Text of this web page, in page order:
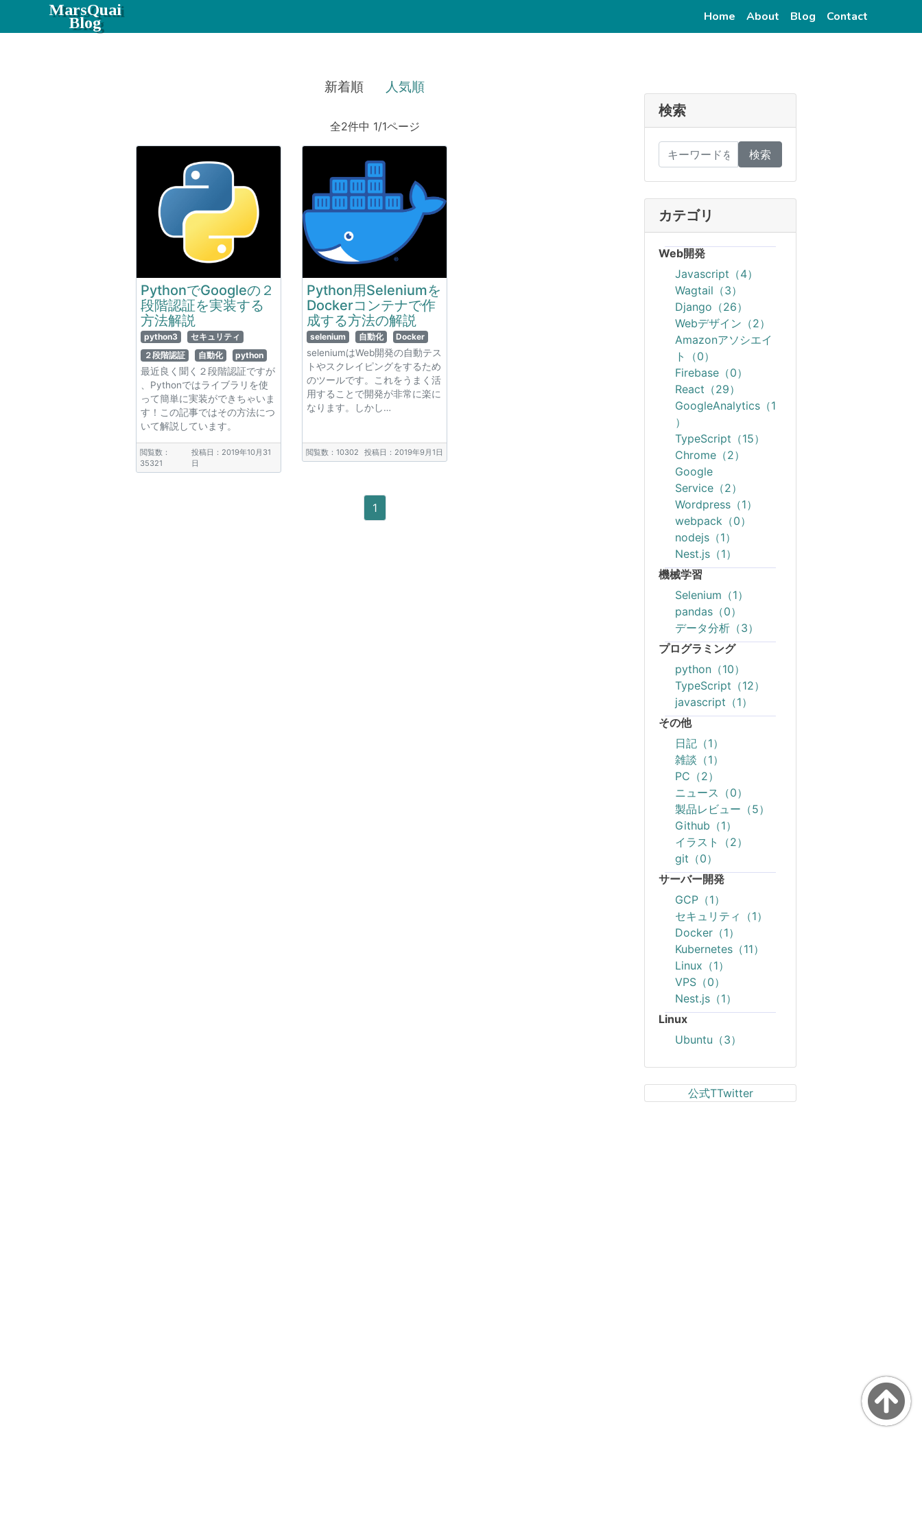
MarsQuai
Blog Home (current)
About (current)
Blog (current)
Contact
新着順 人気順
全2件中 1/1ページ
PythonでGoogleの２
段階認証を実装する
方法解説
python3
セキュリティ
２段階認証
自動化 python
最近良く聞く２段階認証ですが
、Pythonではライブラリを使
って簡単に実装ができちゃいま
す！この記事ではその方法につ
いて解説しています。
閲覧数：
35321
投稿日：2019年10月31
日
Python用Seleniumを
Dockerコンテナで作
成する方法の解説
selenium 自動化 Docker
seleniumはWeb開発の自動テス
トやスクレイピングをするため
のツールです。これをうまく活
用することで開発が非常に楽に
なります。しかし…
閲覧数：10302 投稿日：2019年9月1日
1
検索
検索
カテゴリ
Web開発
Javascript（4）
Wagtail（3）
Django（26）
Webデザイン（2）
Amazonアソシエイ
ト（0）
Firebase（0）
React（29）
GoogleAnalytics（1
）
TypeScript（15）
Chrome（2）
Google
Service（2）
Wordpress（1）
webpack（0）
nodejs（1）
Nest.js（1）
機械学習
Selenium（1）
pandas（0）
データ分析（3）
プログラミング
python（10）
TypeScript（12）
javascript（1）
その他
日記（1）
雑談（1）
PC（2）
ニュース（0）
製品レビュー（5）
Github（1）
イラスト（2）
git（0）
サーバー開発
GCP（1）
セキュリティ（1）
Docker（1）
Kubernetes（11）
Linux（1）
VPS（0）
Nest.js（1）
Linux
Ubuntu（3）
公式TTwitter